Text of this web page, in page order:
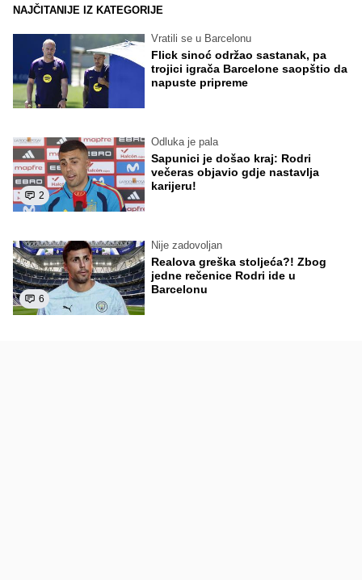
NAJČITANIJE IZ KATEGORIJE
Vratili se u Barcelonu
Flick sinoć održao sastanak, pa
trojici igrača Barcelone saopštio da
napuste pripreme
2
Odluka je pala
Sapunici je došao kraj: Rodri
večeras objavio gdje nastavlja
karijeru!
6
Nije zadovoljan
Realova greška stoljeća?! Zbog
jedne rečenice Rodri ide u
Barcelonu